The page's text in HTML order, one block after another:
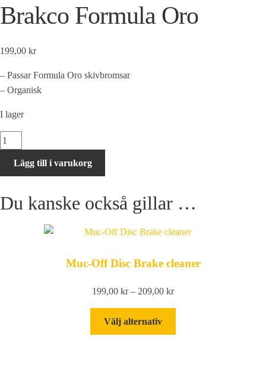
Brakco Formula Oro
199,00 kr
– Passar Formula Oro skivbromsar
– Organisk
I lager
Bromsklossar
organiska
Brakco
Oro
mängd
Lägg till i varukorg
Du kanske också gillar …
Muc-Off Disc Brake cleaner
199,00 kr – 209,00 krPrisintervall:
209,00 kr
Välj alternativ